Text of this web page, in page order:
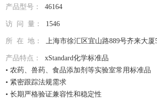
产品型号：46164
访 问 量： 1546
所 在 地：上海市徐汇区宜山路889号齐来大厦
产品特点：xStandard化学标准品
• 农药、兽药、食品添加剂等实验室常用标准品
• 紧密跟踪法规需求
• 长期严格验证兼容性和稳定性